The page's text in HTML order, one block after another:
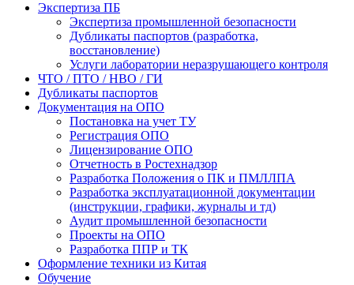
Экспертиза ПБ
Экспертиза промышленной безопасности
Дубликаты паспортов (разработка,
восстановление)
Услуги лаборатории неразрушающего контроля
ЧТО / ПТО / НВО / ГИ
Дубликаты паспортов
Документация на ОПО
Постановка на учет ТУ
Регистрация ОПО
Лицензирование ОПО
Отчетность в Ростехнадзор
Разработка Положения о ПК и ПМЛЛПА
Разработка эксплуатационной документации
(инструкции, графики, журналы и тд)
Аудит промышленной безопасности
Проекты на ОПО
Разработка ППР и ТК
Оформление техники из Китая
Обучение